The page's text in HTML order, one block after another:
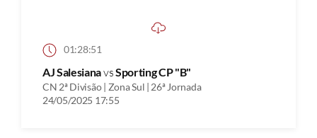
01:28:51
AJ SalesianavsSporting CP "B"
CN 2ª Divisão | Zona Sul | 26ª Jornada
24/05/2025 17:55